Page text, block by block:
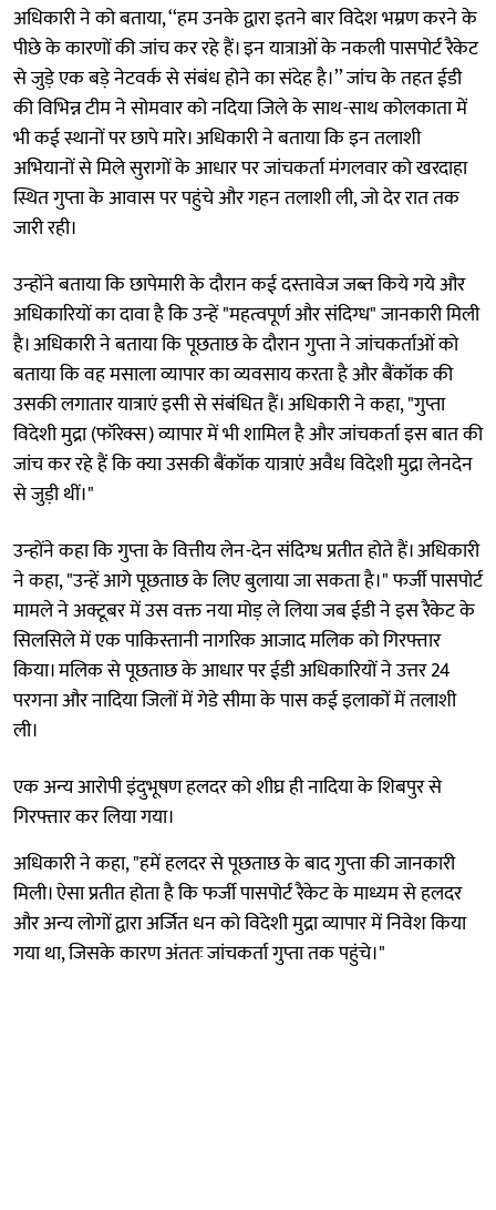
अधिकारी ने को बताया, ‘‘हम उनके द्वारा इतने बार विदेश भम्रण करने के
पीछे के कारणों की जांच कर रहे हैं। इन यात्राओं के नकली पासपोर्ट रैकेट
से जुड़े एक बड़े नेटवर्क से संबंध होने का संदेह है।’’ जांच के तहत ईडी
की विभिन्न टीम ने सोमवार को नदिया जिले के साथ-साथ कोलकाता में
भी कई स्थानों पर छापे मारे। अधिकारी ने बताया कि इन तलाशी
अभियानों से मिले सुरागों के आधार पर जांचकर्ता मंगलवार को खरदाहा
स्थित गुप्ता के आवास पर पहुंचे और गहन तलाशी ली, जो देर रात तक
जारी रही।
उन्होंने बताया कि छापेमारी के दौरान कई दस्तावेज जब्त किये गये और
अधिकारियों का दावा है कि उन्हें "महत्वपूर्ण और संदिग्ध" जानकारी मिली
है। अधिकारी ने बताया कि पूछताछ के दौरान गुप्ता ने जांचकर्ताओं को
बताया कि वह मसाला व्यापार का व्यवसाय करता है और बैंकॉक की
उसकी लगातार यात्राएं इसी से संबंधित हैं। अधिकारी ने कहा, "गुप्ता
विदेशी मुद्रा (फॉरेक्स) व्यापार में भी शामिल है और जांचकर्ता इस बात की
जांच कर रहे हैं कि क्या उसकी बैंकॉक यात्राएं अवैध विदेशी मुद्रा लेनदेन
से जुड़ी थीं।"
उन्होंने कहा कि गुप्ता के वित्तीय लेन-देन संदिग्ध प्रतीत होते हैं। अधिकारी
ने कहा, "उन्हें आगे पूछताछ के लिए बुलाया जा सकता है।" फर्जी पासपोर्ट
मामले ने अक्टूबर में उस वक्त नया मोड़ ले लिया जब ईडी ने इस रैकेट के
सिलसिले में एक पाकिस्तानी नागरिक आजाद मलिक को गिरफ्तार
किया। मलिक से पूछताछ के आधार पर ईडी अधिकारियों ने उत्तर 24
परगना और नादिया जिलों में गेडे सीमा के पास कई इलाकों में तलाशी
ली।
एक अन्य आरोपी इंदुभूषण हलदर को शीघ्र ही नादिया के शिबपुर से
गिरफ्तार कर लिया गया।
अधिकारी ने कहा, "हमें हलदर से पूछताछ के बाद गुप्ता की जानकारी
मिली। ऐसा प्रतीत होता है कि फर्जी पासपोर्ट रैकेट के माध्यम से हलदर
और अन्य लोगों द्वारा अर्जित धन को विदेशी मुद्रा व्यापार में निवेश किया
गया था, जिसके कारण अंततः जांचकर्ता गुप्ता तक पहुंचे।"